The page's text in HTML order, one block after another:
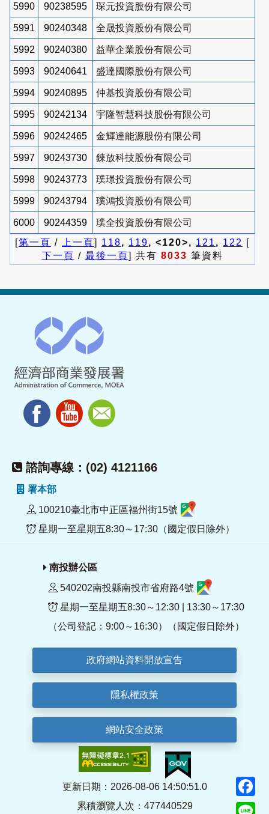
5990 90238595 琛元投資股份有限公司
5991 90240348 全晟投資股份有限公司
5992 90240380 益華企業股份有限公司
5993 90240641 盛達國際股份有限公司
5994 90240895 仲基投資股份有限公司
5995 90242134 宇隆智慧科技股份有限公司
5996 90242465 金輝達能源股份有限公司
5997 90243730 錸放科技股份有限公司
5998 90243773 璞璟投資股份有限公司
5999 90243794 璞鴻投資股份有限公司
6000 90244359
璞全投資股份有限公司
[第一頁 / 上一頁] 118, 119, <120>, 121 , 122
[
下一頁 / 最後一頁] 共有 8033 筆資料
諮詢專線：(02) 4121166
署本部
100210臺北市中正區福州街15號
星期一至星期五8:30～17:30（國定假日除外）
南投辦公區
540202南投縣南投市省府路4號
星期一至星期五8:30～12:30 | 13:30～17:30
（公司登記：9:00～16:30）（國定假日除外）
政府網站資料開放宣告
隱私權政策
網站安全政策
更新日期：2026-08-06 14:50:51.0
累積瀏覽人次：477440529